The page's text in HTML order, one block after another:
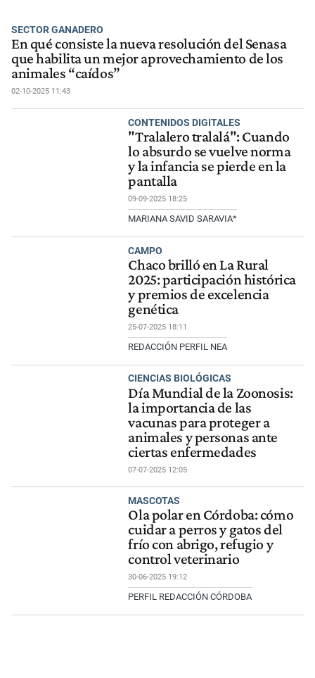
SECTOR GANADERO
En qué consiste la nueva resolución del Senasa
que habilita un mejor aprovechamiento de los
animales “caídos”
02-10-2025 11:43
CONTENIDOS DIGITALES
"Tralalero tralalá": Cuando
lo absurdo se vuelve norma
y la infancia se pierde en la
pantalla
09-09-2025 18:25
MARIANA SAVID SARAVIA*
CAMPO
Chaco brilló en La Rural
2025: participación histórica
y premios de excelencia
genética
25-07-2025 18:11
REDACCIÓN PERFIL NEA
CIENCIAS BIOLÓGICAS
Día Mundial de la Zoonosis:
la importancia de las
vacunas para proteger a
animales y personas ante
ciertas enfermedades
07-07-2025 12:05
MASCOTAS
Ola polar en Córdoba: cómo
cuidar a perros y gatos del
frío con abrigo, refugio y
control veterinario
30-06-2025 19:12
PERFIL REDACCIÓN CÓRDOBA